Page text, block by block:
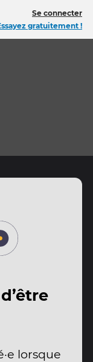
Se connecter
gratuitement !
lorsque